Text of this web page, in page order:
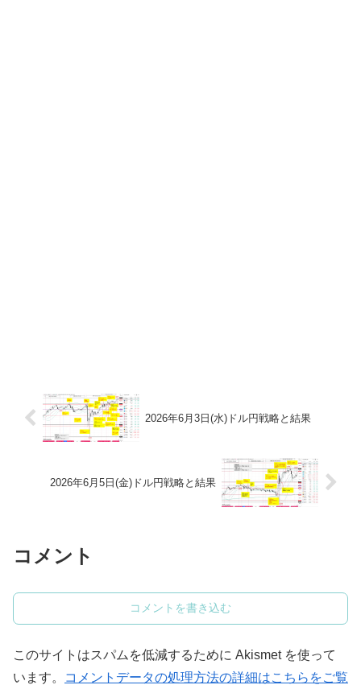
2026年6月3日(水)ドル円戦略と結果
2026年6月5日(金)ドル円戦略と結果
コメント
コメントを書き込む
このサイトはスパムを低減するために Akismet を使って
います。
コメントデータの処理方法の詳細はこちらをご覧